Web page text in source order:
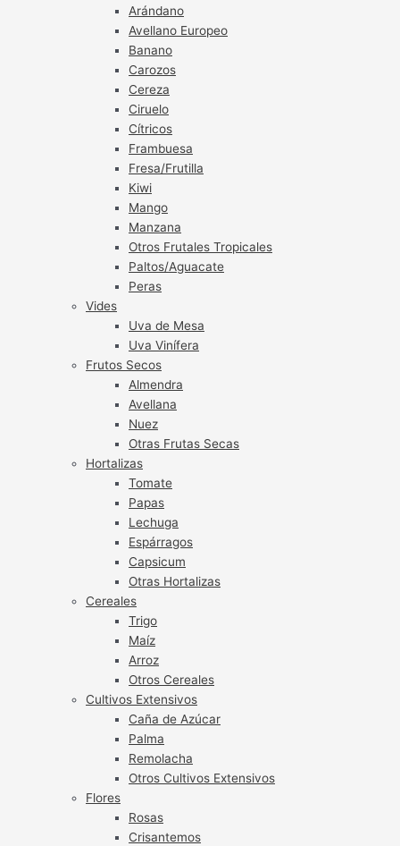
Arándano
Avellano Europeo
Banano
Carozos
Cereza
Ciruelo
Cítricos
Frambuesa
Fresa/Frutilla
Kiwi
Mango
Manzana
Otros Frutales Tropicales
Paltos/Aguacate
Peras
Vides
Uva de Mesa
Uva Vinífera
Frutos Secos
Almendra
Avellana
Nuez
Otras Frutas Secas
Hortalizas
Tomate
Papas
Lechuga
Espárragos
Capsicum
Otras Hortalizas
Cereales
Trigo
Maíz
Arroz
Otros Cereales
Cultivos Extensivos
Caña de Azúcar
Palma
Remolacha
Otros Cultivos Extensivos
Flores
Rosas
Crisantemos